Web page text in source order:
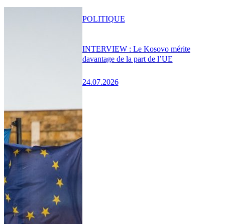
INTERVIEW : Le Kosovo mérite
davantage de la part de l’UE
24.07.2026
POLITIQUE